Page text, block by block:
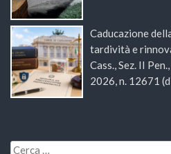
Caducazione
tardività e
Cass., Sez. II
2026, n. 12671